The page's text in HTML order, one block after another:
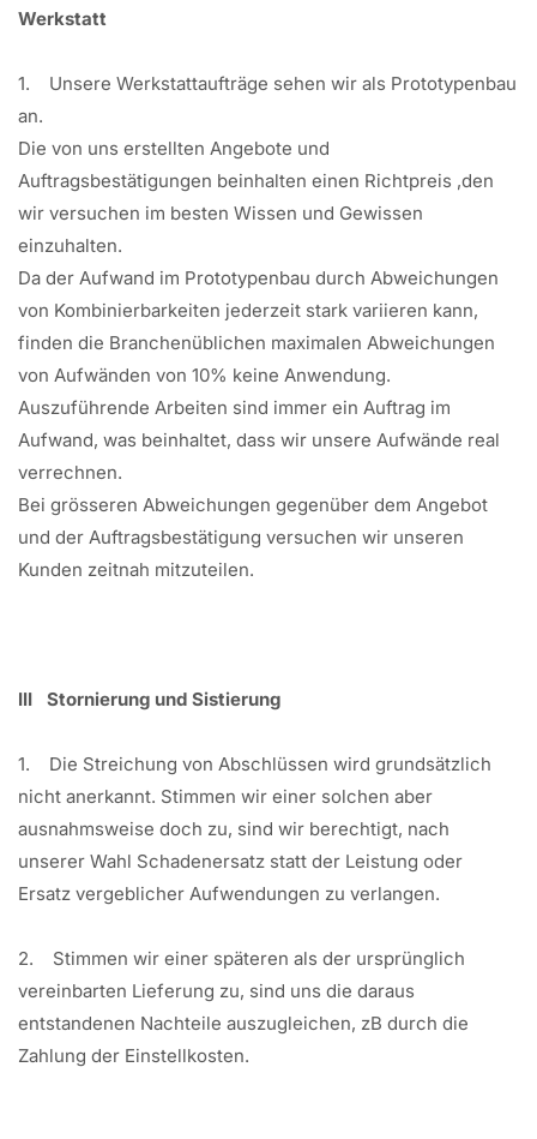
Werkstatt
1. Unsere Werkstattaufträge sehen wir als Prototypenbau
an.
Die von uns erstellten Angebote und
Auftragsbestätigungen beinhalten einen Richtpreis ,den
wir versuchen im besten Wissen und Gewissen
einzuhalten.
Da der Aufwand im Prototypenbau durch Abweichungen
von Kombinierbarkeiten jederzeit stark variieren kann,
finden die Branchenüblichen maximalen Abweichungen
von Aufwänden von 10% keine Anwendung.
Auszuführende Arbeiten sind immer ein Auftrag im
Aufwand, was beinhaltet, dass wir unsere Aufwände real
verrechnen.
Bei grösseren Abweichungen gegenüber dem Angebot
und der Auftragsbestätigung versuchen wir unseren
Kunden zeitnah mitzuteilen.
III Stornierung und Sistierung
1. Die Streichung von Abschlüssen wird grundsätzlich
nicht anerkannt. Stimmen wir einer solchen aber
ausnahmsweise doch zu, sind wir berechtigt, nach
unserer Wahl Schadenersatz statt der Leistung oder
Ersatz vergeblicher Aufwendungen zu verlangen.
2. Stimmen wir einer späteren als der ursprünglich
vereinbarten Lieferung zu, sind uns die daraus
entstandenen Nachteile auszugleichen, zB durch die
Zahlung der Einstellkosten.